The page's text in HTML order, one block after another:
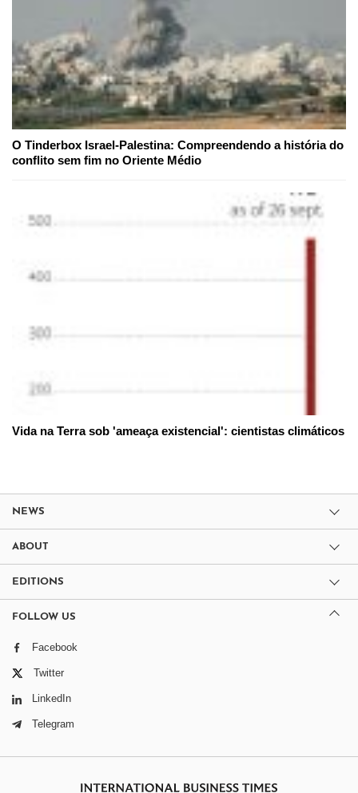
O Tinderbox Israel-Palestina: Compreendendo a história do
conflito sem fim no Oriente Médio
Vida na Terra sob 'ameaça existencial': cientistas climáticos
NEWS
ABOUT
EDITIONS
FOLLOW US
Facebook
Twitter
LinkedIn
Telegram